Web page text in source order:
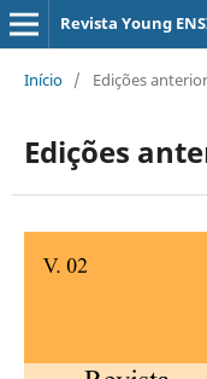
Revista Young
Início / Edições
Edições